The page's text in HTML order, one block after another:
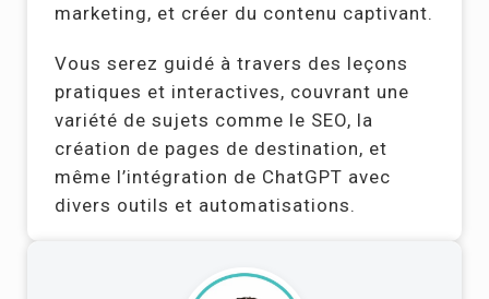
marketing, et créer du contenu captivant.
Vous serez guidé à travers des leçons
pratiques et interactives, couvrant une
variété de sujets comme le SEO, la
création de pages de destination, et
même l’intégration de ChatGPT avec
divers outils et automatisations.